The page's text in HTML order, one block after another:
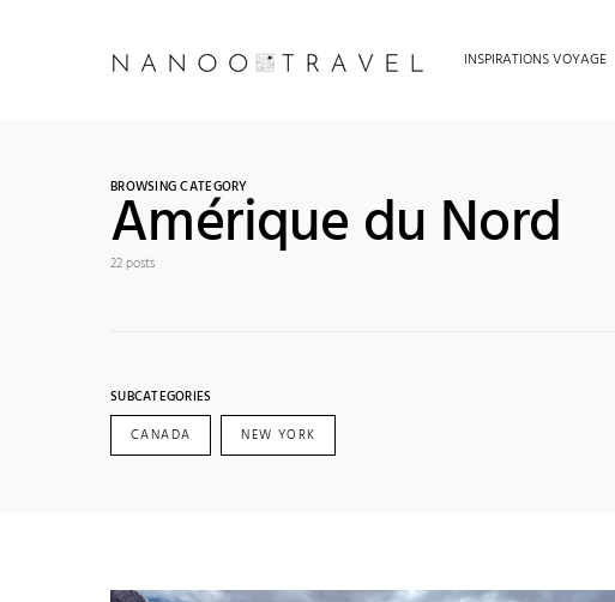
INSPIRATIONS VOYAGE
BROWSING CATEGORY
Amérique du Nord
22 posts
SUBCATEGORIES
CANADA
NEW YORK